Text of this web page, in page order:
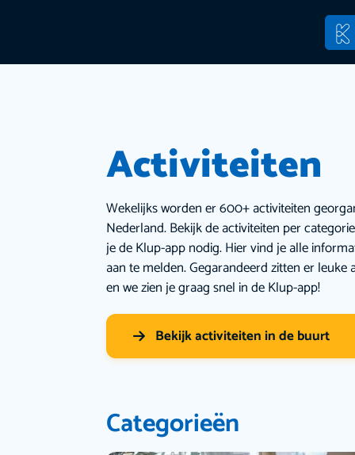
Activiteiten
Wekelijks worden er 600+ activiteiten
Nederland. Bekijk de activiteiten per
je de Klup-app nodig. Hier vind je alle
aan te melden. Gegarandeerd zitten er
en we zien je graag snel in de Klup-app!
Bekijk activiteiten in de buurt
Categorieën